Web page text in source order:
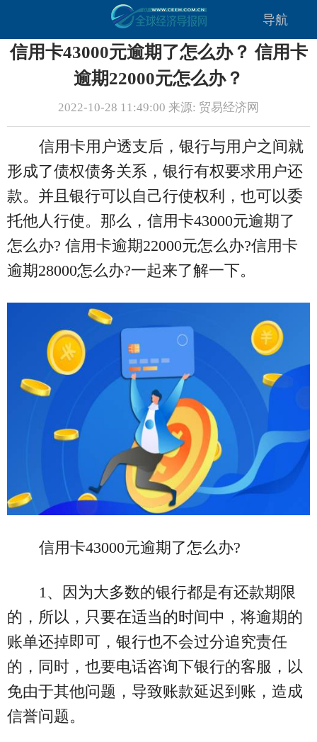
导航
信用卡43000元逾期了怎么办？ 信用卡
逾期22000元怎么办？
2022-10-28 11:49:00 来源: 贸易经济网
信用卡用户透支后，银行与用户之间就
形成了债权债务关系，银行有权要求用户还
款。并且银行可以自己行使权利，也可以委
托他人行使。那么，信用卡43000元逾期了
怎么办? 信用卡逾期22000元怎么办?信用卡
逾期28000怎么办?一起来了解一下。
信用卡43000元逾期了怎么办?
1、因为大多数的银行都是有还款期限
的，所以，只要在适当的时间中，将逾期的
账单还掉即可，银行也不会过分追究责任
的，同时，也要电话咨询下银行的客服，以
免由于其他问题，导致账款延迟到账，造成
信誉问题。